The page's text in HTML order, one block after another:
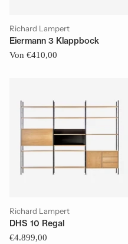
Richard Lampert
Eiermann 3 Klappbock
Von €410,00
Richard Lampert
DHS 10 Regal
€4.899,00